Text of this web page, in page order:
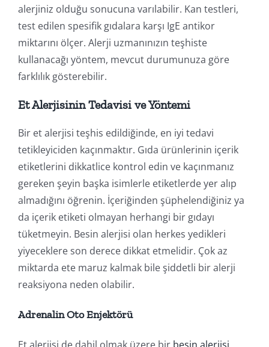
alerjiniz olduğu sonucuna varılabilir. Kan testleri,
test edilen spesifik gıdalara karşı IgE antikor
miktarını ölçer. Alerji uzmanınızın teşhiste
kullanacağı yöntem, mevcut durumunuza göre
farklılık gösterebilir.
Et Alerjisinin Tedavisi ve Yöntemi
Bir et alerjisi teşhis edildiğinde, en iyi tedavi
tetikleyiciden kaçınmaktır. Gıda ürünlerinin içerik
etiketlerini dikkatlice kontrol edin ve kaçınmanız
gereken şeyin başka isimlerle etiketlerde yer alıp
almadığını öğrenin. İçeriğinden şüphelendiğiniz ya
da içerik etiketi olmayan herhangi bir gıdayı
tüketmeyin. Besin alerjisi olan herkes yedikleri
yiyeceklere son derece dikkat etmelidir. Çok az
miktarda ete maruz kalmak bile şiddetli bir alerji
reaksiyona neden olabilir.
Adrenalin Oto Enjektörü